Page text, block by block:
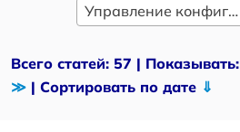
Управление конфигурацией и инфраструктурой как код (IaC)
Всего статей: 57 | Показывать:
≫ | Сортировать по дате ⇓